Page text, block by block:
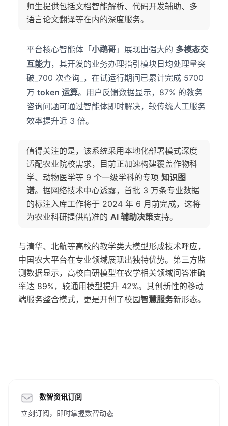
师生提供包括文档智能解析、代码开发辅助、多
语言论文翻译等在内的深度服务。
平台核心智能体「 小鹉哥 」展现出强大的 多模态交
互能力，其开发的业务办理指引模块日均处理量突
破_700 次查询_，在试运行期间已累计完成 5700
万 token 运算。用户反馈数据显示，87% 的教务
咨询问题可通过智能体即时解决，较传统人工服务
效率提升近 3 倍。
值得关注的是，该系统采用本地化部署模式深度
适配农业院校需求，目前正加速构建覆盖作物科
学、动物医学等 9 个一级学科的专项 知识图
谱。据网络技术中心透露，首批 3 万条专业数据
的标注入库工作将于 2024 年 6 月前完成，这将
为农业科研提供精准的 AI 辅助决策支持。
与清华、北航等高校的教学类大模型形成技术呼应，
中国农大平台在专业领域展现出独特优势。第三方监
测数据显示，高校自研模型在农学相关领域问答准确
率达 89%，较通用模型提升 42%。其创新性的移动
端服务整合模式，更是开创了校园智慧服务新形态。
数智资讯订阅
立刻订阅，即时掌握数智动态